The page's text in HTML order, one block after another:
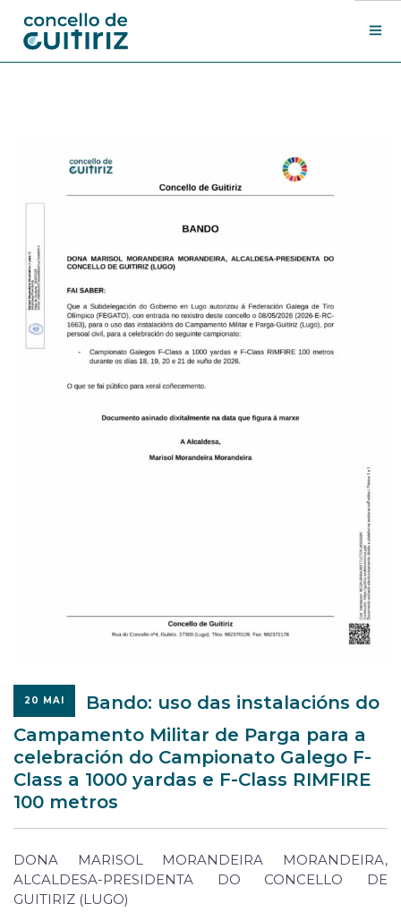
Sede electrónica
Search Site
20 MAI
Bando: uso das instalacións do
Campamento Militar de Parga para a
celebración do Campionato Galego F-
Class a 1000 yardas e F-Class RIMFIRE
100 metros
DONA MARISOL MORANDEIRA MORANDEIRA,
ALCALDESA-PRESIDENTA DO CONCELLO DE
GUITIRIZ (LUGO)